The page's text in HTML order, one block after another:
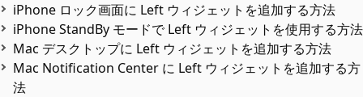
iPhone ロック画面に Left ウィジェットを追加する方法
iPhone StandBy モードで Left ウィジェットを使用する方法
Mac デスクトップに Left ウィジェットを追加する方法
Mac Notification Center に Left ウィジェットを追加する方
法